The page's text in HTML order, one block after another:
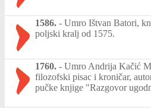
1586. - Umro Ištvan Batori,
poljski kralj od 1575.
1760. - Umro Andrija Kačić
filozofski pisac i kroničar,
pučke knjige "Razgovor